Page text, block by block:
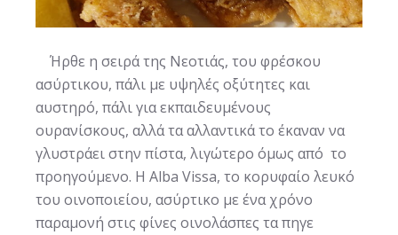
Ήρθε η σειρά της Νεοτιάς, του φρέσκου
ασύρτικου, πάλι με υψηλές οξύτητες και
αυστηρό, πάλι για εκπαιδευμένους
ουρανίσκους, αλλά τα αλλαντικά το έκαναν να
γλυστράει στην πίστα, λιγώτερο όμως από το
προηγούμενο. Η Alba Vissa, το κορυφαίο λευκό
του οινοποιείου, ασύρτικο με ένα χρόνο
παραμονή στις φίνες οινολάσπες τα πηγε